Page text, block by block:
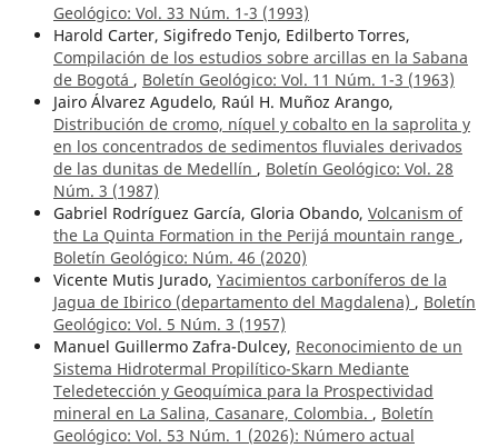
Geológico: Vol. 33 Núm. 1-3 (1993)
Harold Carter, Sigifredo Tenjo, Edilberto Torres,
Compilación de los estudios sobre arcillas en la Sabana
de Bogotá , Boletín Geológico: Vol. 11 Núm. 1-3 (1963)
Jairo Álvarez Agudelo, Raúl H. Muñoz Arango,
Distribución de cromo, níquel y cobalto en la saprolita y
en los concentrados de sedimentos fluviales derivados
de las dunitas de Medellín , Boletín Geológico: Vol. 28
Núm. 3 (1987)
Gabriel Rodríguez García, Gloria Obando, Volcanism of
the La Quinta Formation in the Perijá mountain range ,
Boletín Geológico: Núm. 46 (2020)
Vicente Mutis Jurado, Yacimientos carboníferos de la
Jagua de Ibirico (departamento del Magdalena) , Boletín
Geológico: Vol. 5 Núm. 3 (1957)
Manuel Guillermo Zafra-Dulcey, Reconocimiento de un
Sistema Hidrotermal Propilítico-Skarn Mediante
Teledetección y Geoquímica para la Prospectividad
mineral en La Salina, Casanare, Colombia. , Boletín
Geológico: Vol. 53 Núm. 1 (2026): ¨Número actual